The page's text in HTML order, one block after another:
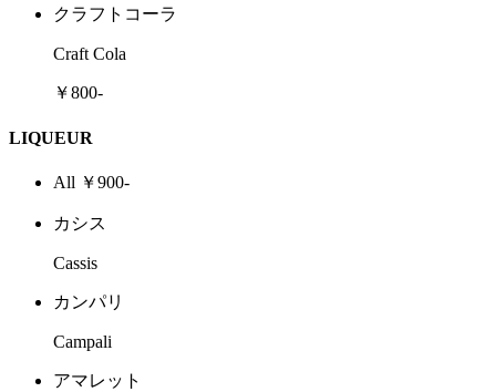
クラフトコーラ
Craft Cola
￥800-
LIQUEUR
All ￥900-
カシス
Cassis
カンパリ
Campali
アマレット